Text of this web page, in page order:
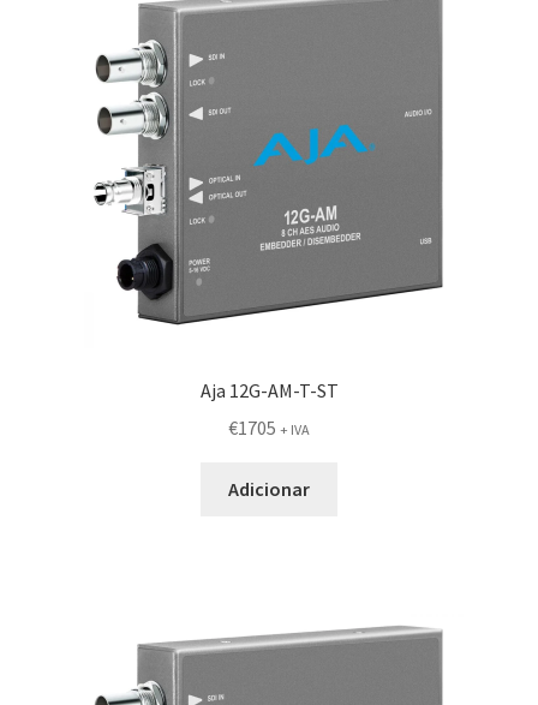
Aja 12G-AM-T-ST
€1705 + IVA
Adicionar